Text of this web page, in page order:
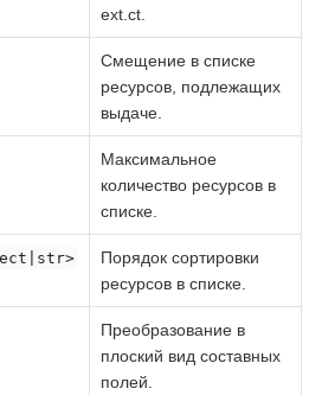
ext.ct.
Смещение в списке
ресурсов, подлежащих
выдаче.
Максимальное
количество ресурсов в
списке.
Порядок сортировки
ресурсов в списке.
Преобразование в
плоский вид составных
полей.